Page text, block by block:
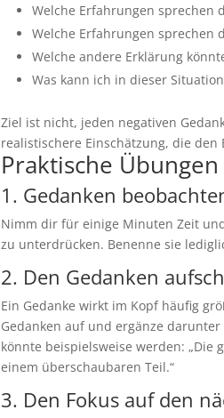
Welche Erfahrungen sprechen
Welche Erfahrungen sprechen
Welche andere Erklärung
Was kann ich in dieser
Ziel ist nicht, jeden negativen
realistischere Einschätzung, die
Praktische
1. Gedanken
Nimm dir für einige Minuten Zeit
zu unterdrücken. Benenne sie
2. Den Gedanken
Ein Gedanke wirkt im Kopf häufig
Gedanken auf und ergänze
könnte beispielsweise werden:
einem überschaubaren Teil.“
3. Den Fokus auf den